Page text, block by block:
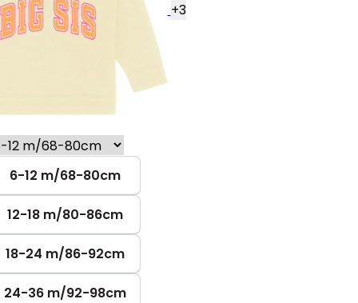
+3
6-12 m/68-80cm
12-18 m/80-86cm
18-24 m/86-92cm
24-36 m/92-98cm